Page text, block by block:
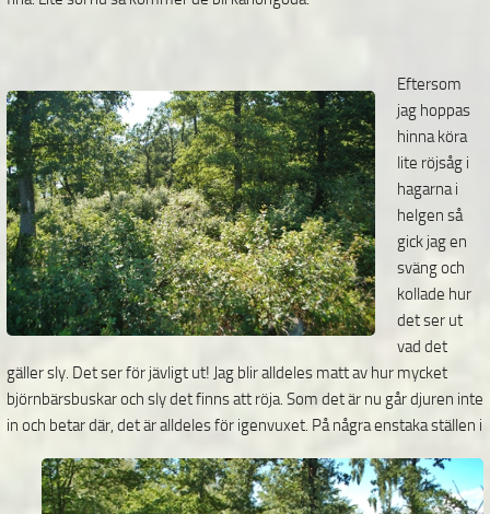
Eftersom
jag hoppas
hinna köra
lite röjsåg i
hagarna i
helgen så
gick jag en
sväng och
kollade hur
det ser ut
vad det
gäller sly. Det ser för jävligt ut! Jag blir alldeles matt av hur mycket
björnbärsbuskar och sly det finns att röja. Som det är nu går djuren inte
in och betar där, detär alldeles för igenvuxet. På några enstaka ställen i